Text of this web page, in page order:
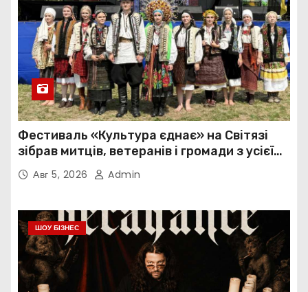
Фестиваль «Культура єднає» на Світязі
зібрав митців, ветеранів і громади з усієї
України
Авг 5, 2026 Admin
ШОУ БІЗНЕС